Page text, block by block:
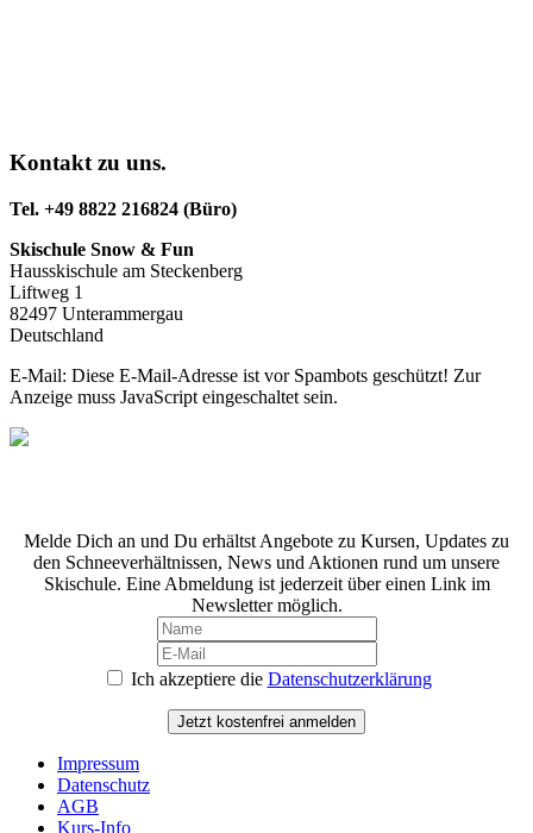
Kontakt zu uns.
Tel. +49 8822 216824 (Büro)
Skischule Snow & Fun
Hausskischule am Steckenberg
Liftweg 1
82497 Unterammergau
Deutschland
E-Mail: Diese E-Mail-Adresse ist vor Spambots geschützt! Zur
Anzeige muss JavaScript eingeschaltet sein.
Melde Dich an und Du erhältst Angebote zu Kursen, Updates zu
den Schneeverhältnissen, News und Aktionen rund um unsere
Skischule. Eine Abmeldung ist jederzeit über einen Link im
Newsletter möglich.
Ich akzeptiere die Datenschutzerklärung
Jetzt kostenfrei anmelden
Impressum
Datenschutz
AGB
Kurs-Info